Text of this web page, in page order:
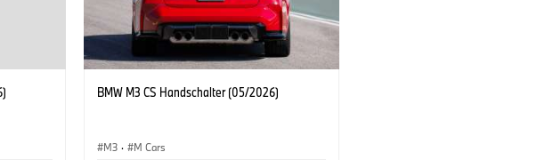
BMW M3 CS Handschalter (05/2026)
M3 · M Cars